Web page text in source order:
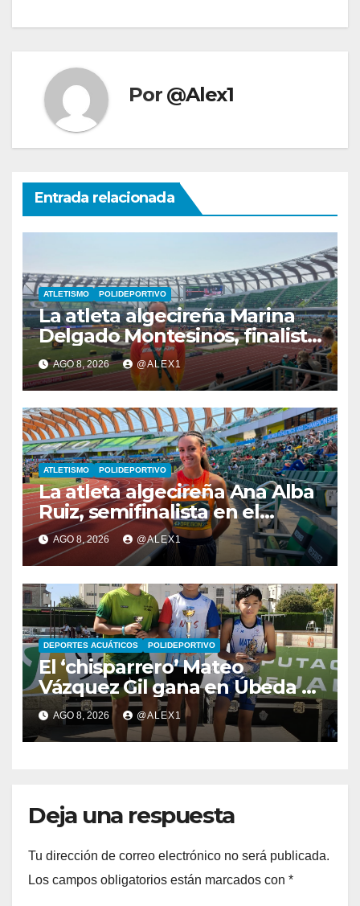
Por @Alex1
Entrada relacionada
ATLETISMO POLIDEPORTIVO
La atleta algecireña Marina
Delgado Montesinos, finalista
con el relevo 4×100 en el
Campeonato del Mundo Sub-
20
AGO 8, 2026 @ALEX1
ATLETISMO POLIDEPORTIVO
La atleta algecireña Ana Alba
Ruiz, semifinalista en el
Mundial Sub-20 con el relevo
4×400 femenino
AGO 8, 2026 @ALEX1
DEPORTES ACUÁTICOS POLIDEPORTIVO
El ‘chisparrero’ Mateo
Vázquez Gil gana en Úbeda y
se proclama subcampeón de
Andalucía de acuatlón
AGO 8, 2026 @ALEX1
Deja una respuesta
Tu dirección de correo electrónico no será publicada.
Los campos obligatorios están marcados con *